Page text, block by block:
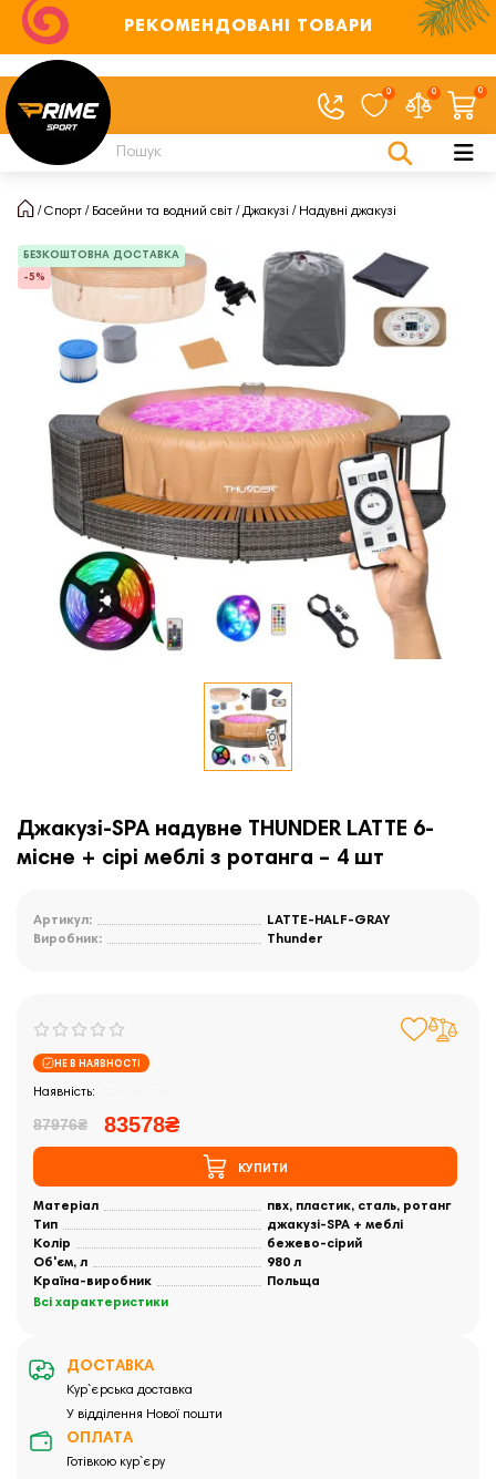
РЕКОМЕНДОВАНІ ТОВАРИ
0 0 0
Спорт Басейни та водний світ Джакузі Надувні джакузі
БЕЗКОШТОВНА ДОСТАВКА
-5%
Джакузі-SPA надувне THUNDER LATTE 6-
місне + сірі меблі з ротанга – 4 шт
Артикул:
LATTE-HALF-GRAY
Виробник:
Thunder
НЕ В НАЯВНОСТІ
87976₴ 83578₴
КУПИТИ
Матеріал
пвх, пластик, сталь, ротанг
Тип
джакузі-SPA + меблі
Колір
бежево-сірий
Об'єм, л
980 л
Країна-виробник
Польща
Всі характеристики
ДОСТАВКА
Кур`єрська доставка
У відділення Нової пошти
ОПЛАТА
Готівкою кур`єру